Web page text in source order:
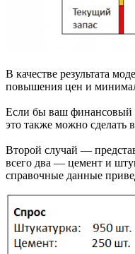
В качестве результата
повышения цен и
Если бы ваш финансовый
это также можно сделать
Второй случай —
всего два — цемент и
справочные данные